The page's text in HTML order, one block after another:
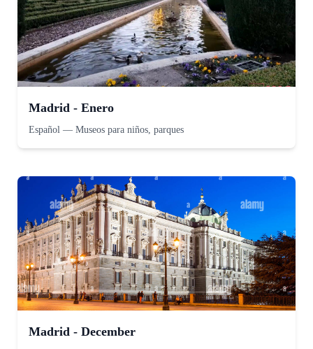
Madrid - Enero
Español — Museos para niños, parques
Madrid - December